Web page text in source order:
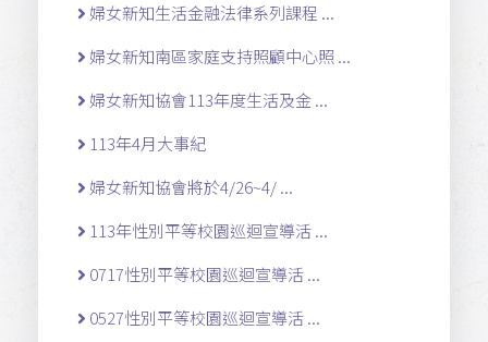
婦女新知生活金融法律系列課程 ...
婦女新知南區家庭支持照顧中心照 ...
婦女新知協會113年度生活及金 ...
113年4月大事紀
婦女新知協會將於4/26~4/ ...
113年性別平等校園巡迴宣導活 ...
0717性別平等校園巡迴宣導活 ...
0527性別平等校園巡迴宣導活 ...